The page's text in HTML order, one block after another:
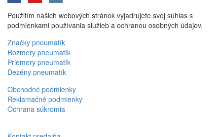
Použitím našich webových stránok vyjadrujete svoj súhlas s
podmienkami používania služieb a ochranou osobných údajov.
Značky pneumatík
Rozmery pneumatík
Priemery pneumatík
Dezény pneumatík
Obchodné podmienky
Reklamačné podmienky
Ochrana súkromia